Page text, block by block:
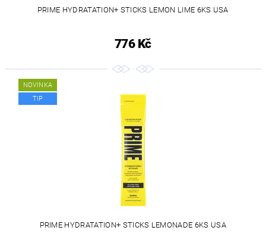
PRIME HYDRATATION+ STICKS LEMON LIME 6KS USA
776 Kč
NOVINKA
TIP
PRIME HYDRATATION+ STICKS LEMONADE 6KS USA